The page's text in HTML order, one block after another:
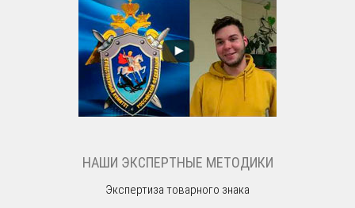
НАШИ ЭКСПЕРТНЫЕ МЕТОДИКИ
Экспертиза товарного знака